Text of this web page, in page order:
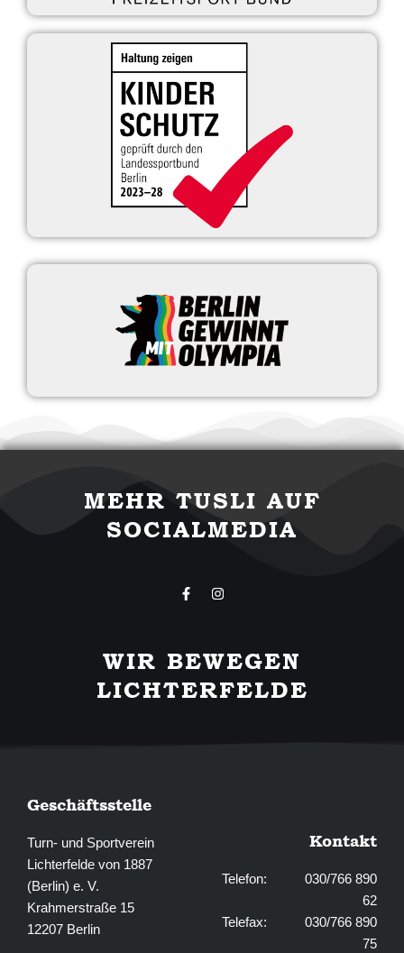
MEHR TUSLI AUF
SOCIALMEDIA
F
a
o
o
k
-
I
n
g
r
a
m
WIR BEWEGEN
LICHTERFELDE
Geschäftsstelle
Turn- und Sportverein
Lichterfelde von 1887
(Berlin) e. V.
Krahmerstraße 15
12207 Berlin
Kontakt
Telefon: 030/766 890
62
Telefax: 030/766 890
75